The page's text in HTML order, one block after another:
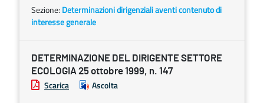
Sezione: Determinazioni dirigenziali aventi contenuto di
interesse generale
DETERMINAZIONE DEL DIRIGENTE SETTORE
ECOLOGIA 25 ottobre 1999, n. 147
Scarica Ascolta